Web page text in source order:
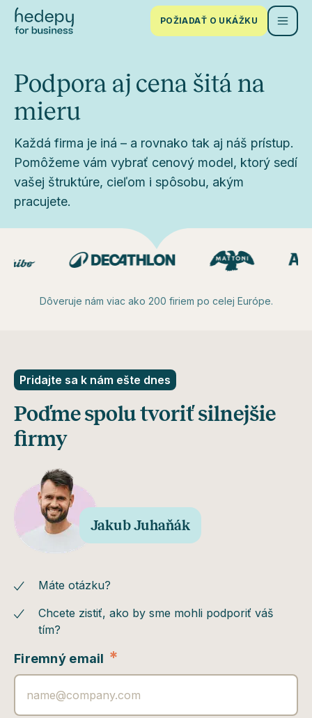
POŽIADAŤ O UKÁŽKU
Podpora aj cena šitá na
mieru
Každá firma je iná – a rovnako tak aj náš prístup.
Pomôžeme vám vybrať cenový model, ktorý sedí
vašej štruktúre, cieľom i spôsobu, akým
pracujete.
Dôveruje nám viac ako 200 firiem po celej Európe.
Pridajte sa k nám ešte dnes
Poďme spolu tvoriť silnejšie
firmy
Jakub Juhaňák
Máte otázku?
Chcete zistiť, ako by sme mohli podporiť váš
tím?
Firemný email *